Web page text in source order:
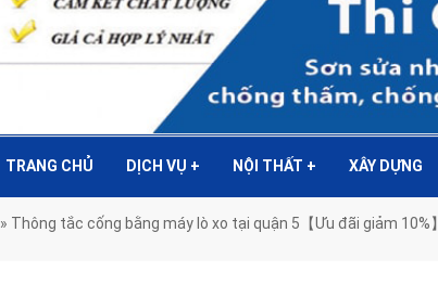
TRANG CHỦ DỊCH VỤ + NỘI THẤT + XÂY DỰNG
» Thông tắc cống bằng máy lò xo tại quận 5【Ưu đãi giảm 10%】